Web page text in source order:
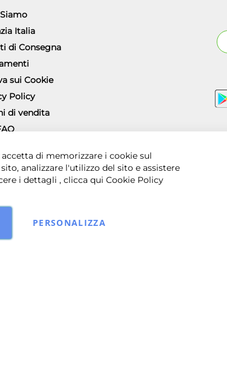
Italia
di Consegna
sui Cookie
Policy
di vendita
Piemonte 199, 80026 Casoria (NA) - P.I. 07016001211,